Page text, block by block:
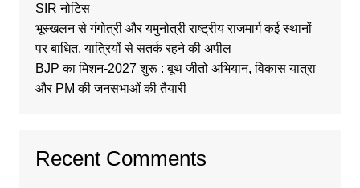
SIR नोटिस
भूस्खलन से गंगोत्री और यमुनोत्री राष्ट्रीय राजमार्ग कई स्थानों
पर बाधित, यात्रियों से सतर्क रहने की अपील
BJP का मिशन-2027 शुरू : बूथ जीतो अभियान, विकास यात्रा
और PM की जनसभाओं की तैयारी
Recent Comments